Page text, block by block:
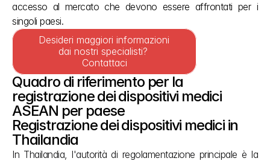
accesso al mercato che devono essere affrontati per i
singoli paesi.
Desideri maggiori informazioni
dai nostri specialisti?
Contattaci
Quadro di riferimento per la
registrazione dei dispositivi medici
ASEAN per paese
Registrazione dei dispositivi medici in
Thailandia
In Thailandia, l'autorità di regolamentazione principale è la